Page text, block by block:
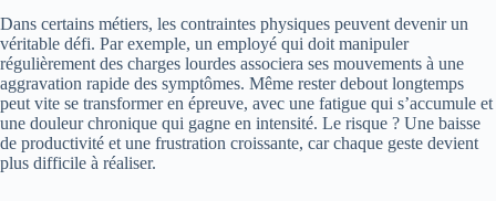
Dans certains métiers, les contraintes physiques peuvent devenir un
véritable défi. Par exemple, un employé qui doit manipuler
régulièrement des charges lourdes associera ses mouvements à une
aggravation rapide des symptômes. Même rester debout longtemps
peut vite se transformer en épreuve, avec une fatigue qui s’accumule et
une douleur chronique qui gagne en intensité. Le risque ? Une baisse
de productivité et une frustration croissante, car chaque geste devient
plus difficile à réaliser.